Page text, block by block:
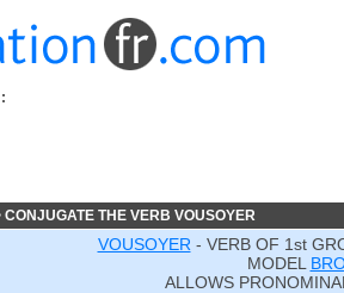
CONJUGATE THE VERB VOUSOYER
VOUSOYER - VERB OF 1st
MODEL
ALLOWS